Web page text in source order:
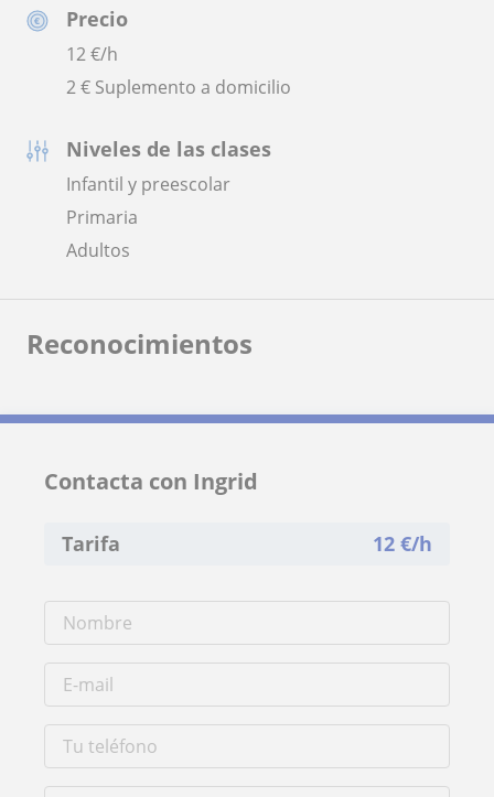
Precio
12€/h
2 € Suplemento a domicilio
Niveles de las clases
Infantil y preescolar
Primaria
Adultos
Reconocimientos
Contacta con Ingrid
Tarifa 12 €/h